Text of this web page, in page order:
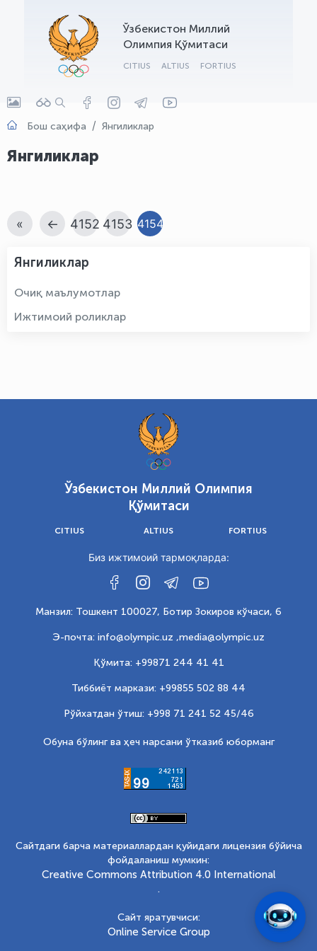
Ўзбекистон Миллий
Олимпия Қўмитаси
CITIUS ALTIUS FORTIUS
Бош саҳифа Янгиликлар
Янгиликлар
« ← 4152 4153 4154
Янгиликлар
Очиқ маълумотлар
Ижтимоий роликлар
Ўзбекистон Миллий Олимпия
Қўмитаси
CITIUS ALTIUS FORTIUS
Биз ижтимоий тармоқларда:
Манзил: Тошкент 100027, Ботир Зокиров кўчаси, 6
Э-почта: info@olympic.uz ,media@olympic.uz
Қўмита: +99871 244 41 41
Тиббиёт маркази: +99855 502 88 44
Рўйхатдан ўтиш: +998 71 241 52 45/46
Обуна бўлинг ва ҳеч нарсани ўтказиб юборманг
Сайтдаги барча материаллардан қуйидаги лицензия бўйича
фойдаланиш мумкин:
Creative Commons Attribution 4.0 International
.
Сайт яратувчиси:
Online Service Group
OLYMPCHIK AI - yordamchi
Онлайн · olympic.uz